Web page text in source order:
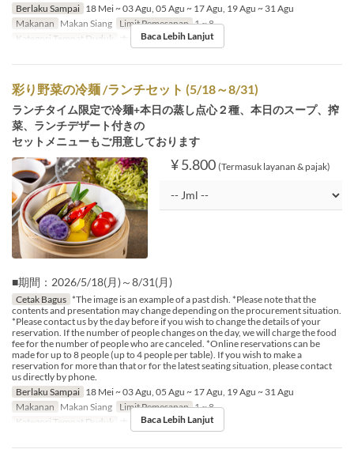
Berlaku Sampai 18 Mei ~ 03 Agu, 05 Agu ~ 17 Agu, 19 Agu ~ 31 Agu
Makanan Makan Siang Limit Pemesanan 1 ~ 8
Kategori Tempat Duduk
ホール席Baca Lebih Lanjut
彩り野菜の冷麺 /ランチセット (5/18～8/31)
ランチタイム限定で冷麺+本日の蒸し点心２種、本日のスープ、搾
菜、ランチデザート付きの
セットメニューもご用意しております
¥ 5.800 (Termasuk layanan & pajak)
■期間：2026/5/18(月)～8/31(月)
Cetak Bagus *The image is an example of a past dish. *Please note that the
contents and presentation may change depending on the procurement situation.
*Please contact us by the day before if you wish to change the details of your
reservation. If the number of people changes on the day, we will charge the food
fee for the number of people who are canceled. *Online reservations can be
made for up to 8 people (up to 4 people per table). If you wish to make a
reservation for more than that or for the latest seating situation, please contact
us directly by phone.
Berlaku Sampai 18 Mei ~ 03 Agu, 05 Agu ~ 17 Agu, 19 Agu ~ 31 Agu
Makanan Makan Siang Limit Pemesanan 1 ~ 8
Kategori Tempat Duduk
ホール席Baca Lebih Lanjut